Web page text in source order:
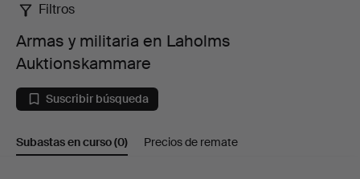
Armas
militaria
en
Filtros
Armas y militaria en Laholms
Auktionskammare
Suscribir búsqueda
Subastas en curso(0) Precios de remate